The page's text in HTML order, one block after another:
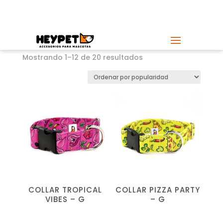
Mostrando 1–12 de 20 resultadosOrdenado
popularidad
COLLAR TROPICAL
VIBES – G
COLLAR PIZZA PARTY
– G